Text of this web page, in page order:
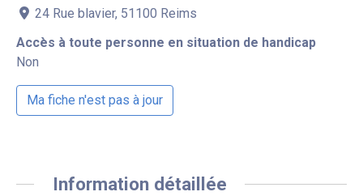
24 Rue blavier, 51100 Reims
Accès à toute personne en situation de handicap
Non
Ma fiche n'est pas à jour
Information détaillée